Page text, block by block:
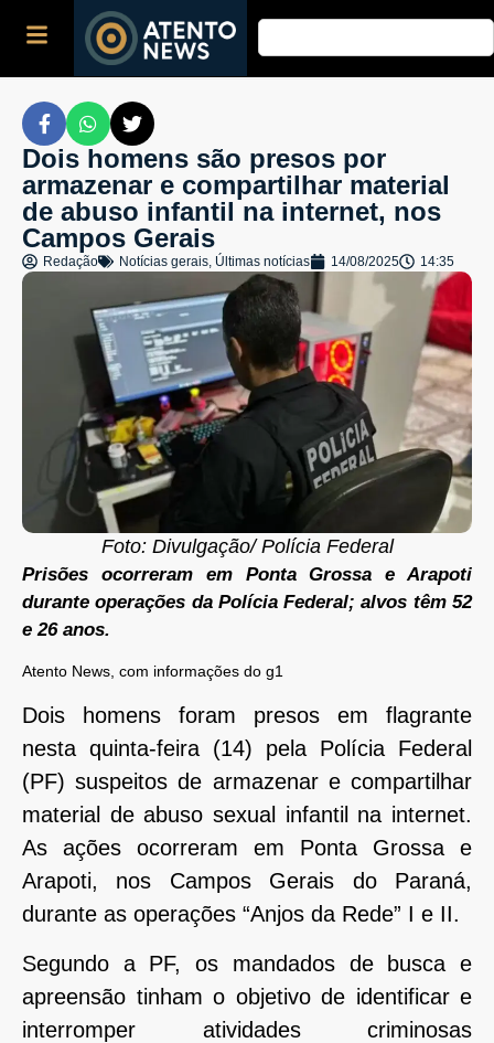
Dois homens são presos por
armazenar e compartilhar material
de abuso infantil na internet, nos
Campos Gerais
Redação Notícias gerais, Últimas notícias 14/08/2025 14:35
Foto: Divulgação/ Polícia Federal
Prisões ocorreram em Ponta Grossa e Arapoti
durante operações da Polícia Federal; alvos têm 52
e 26 anos.
Atento News, com informações do g1
Dois homens foram presos em flagrante
nesta quinta-feira (14) pela Polícia Federal
(PF) suspeitos de armazenar e compartilhar
material de abuso sexual infantil na internet.
As ações ocorreram em Ponta Grossa e
Arapoti, nos Campos Gerais do Paraná,
durante as operações “Anjos da Rede” I e II.
Segundo a PF, os mandados de busca e
apreensão tinham o objetivo de identificar e
interromper atividades criminosas